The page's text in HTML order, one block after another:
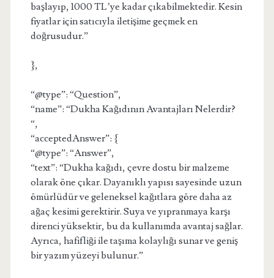
başlayıp, 1000 TL’ye kadar çıkabilmektedir. Kesin
fiyatlar için satıcıyla iletişime geçmek en
doğrusudur.”
},
“@type”: “Question”,
“name”: “Dukha Kağıdının Avantajları Nelerdir?
“,
“acceptedAnswer”: {
“@type”: “Answer”,
“text”: “Dukha kağıdı, çevre dostu bir malzeme
olarak öne çıkar. Dayanıklı yapısı sayesinde uzun
ömürlüdür ve geleneksel kağıtlara göre daha az
ağaç kesimi gerektirir. Suya ve yıpranmaya karşı
direnci yüksektir, bu da kullanımda avantaj sağlar.
Ayrıca, hafifliği ile taşıma kolaylığı sunar ve geniş
bir yazım yüzeyi bulunur.”